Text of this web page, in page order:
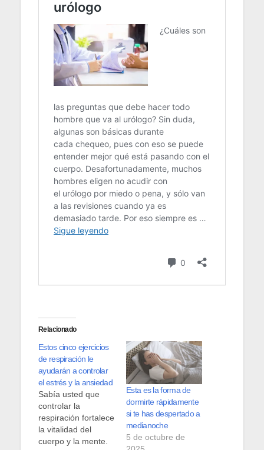
Relacionado
Estos cinco ejercicios
de respiración le
ayudarán a controlar
el estrés y la ansiedad
Sabía usted que
controlar la
respiración fortalece
la vitalidad del
cuerpo y la mente.
Esta es la forma de
dormirte rápidamente
si te has despertado a
medianoche
5 de octubre de